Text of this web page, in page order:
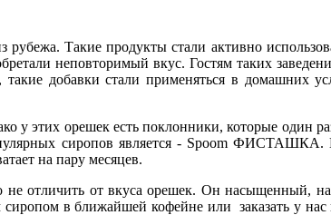
Такие продукты стали активно
неповторимый вкус. Гостям таких
добавки стали применяться в домашних
этих орешек есть поклонники, которые один
сиропов является - Spoom ФИСТАШКА.
на пару месяцев.
отличить от вкуса орешек. Он насыщенный,
в ближайшей кофейне или заказать у